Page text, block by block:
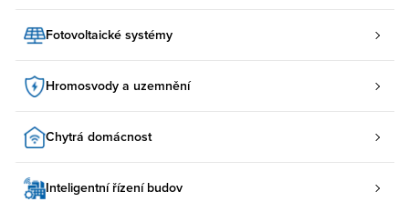
Fotovoltaické systémy
Hromosvody a uzemnění
Chytrá domácnost
Inteligentní řízení budov